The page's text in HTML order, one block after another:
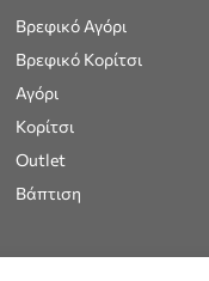
Βρεφικό Αγόρι
Βρεφικό Κορίτσι
Αγόρι
Κορίτσι
Outlet
Βάπτιση